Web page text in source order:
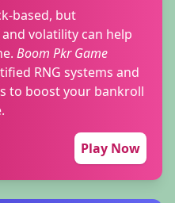
based, but
volatility can help
Boom Pkr Game
RNG systems and
to boost your bankroll
Play Now